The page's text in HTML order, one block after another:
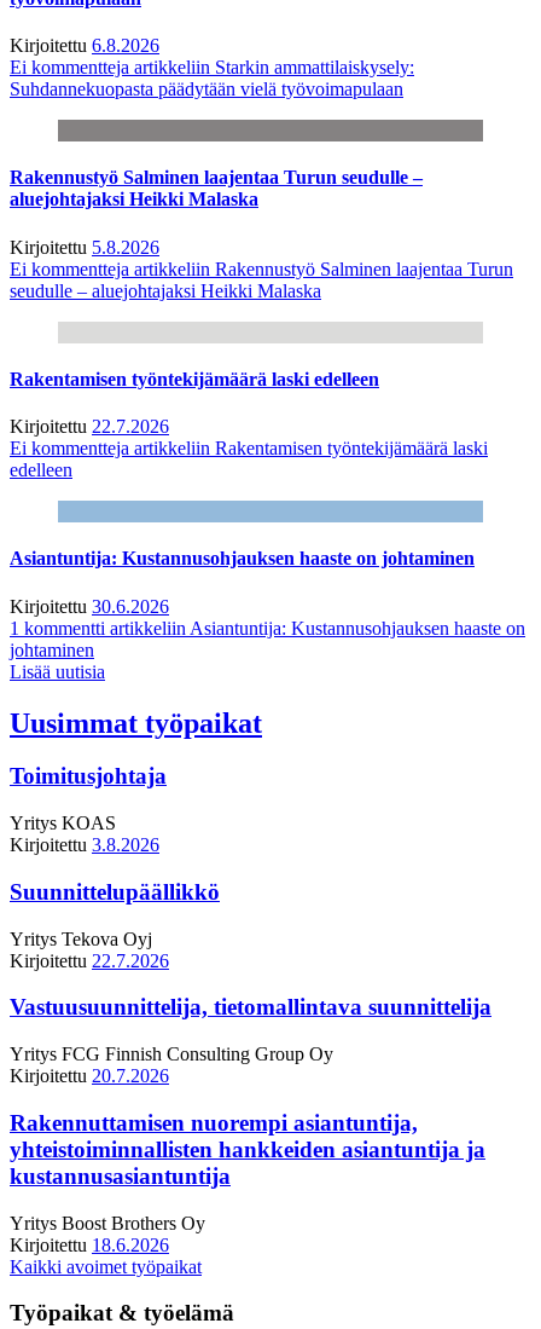
Kirjoitettu 6.8.2026
Ei kommentteja artikkeliin Starkin ammattilaiskysely:
Suhdannekuopasta päädytään vielä työvoimapulaan
Rakennustyö Salminen laajentaa Turun seudulle –
aluejohtajaksi Heikki Malaska
Kirjoitettu 5.8.2026
Ei kommentteja artikkeliin Rakennustyö Salminen laajentaa Turun
seudulle – aluejohtajaksi Heikki Malaska
Rakentamisen työntekijämäärä laski edelleen
Kirjoitettu 22.7.2026
Ei kommentteja artikkeliin Rakentamisen työntekijämäärä laski
edelleen
Asiantuntija: Kustannusohjauksen haaste on johtaminen
Kirjoitettu 30.6.2026
1 kommentti artikkeliin Asiantuntija: Kustannusohjauksen haaste on
johtaminen
Lisää uutisia
Uusimmat työpaikat
Toimitusjohtaja
Yritys KOAS
Kirjoitettu 3.8.2026
Suunnittelupäällikkö
Yritys Tekova Oyj
Kirjoitettu 22.7.2026
Vastuusuunnittelija, tietomallintava suunnittelija
Yritys FCG Finnish Consulting Group Oy
Kirjoitettu 20.7.2026
Rakennuttamisen nuorempi asiantuntija,
yhteistoiminnallisten hankkeiden asiantuntija ja
kustannusasiantuntija
Yritys Boost Brothers Oy
Kirjoitettu 18.6.2026
Kaikki avoimet työpaikat
Työpaikat & työelämä